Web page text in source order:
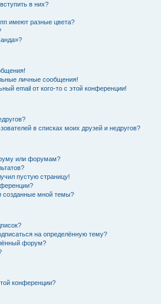
в них?
имеют разные цвета?
личные сообщения!
email от кого-то с этой конференции!
в списках моих друзей и недругов?
или форумам?
пустую страницу!
созданные мной темы?
на определённую тему?
форум?
конференции?